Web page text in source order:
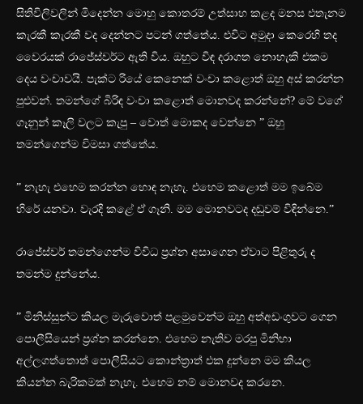
සිතිවිලිවලින් මිදෙන්න මොහු කොතරම් උත්සාහ කළද මනස එතැනම
කැරකී කැරකී වද දෙන්නට පටන් ගත්තේය. එවිට අමුදා කෙරෙහි තද
වෛරයක් රාජේස්වර්ට ඇති විය. ඔහුට විඳ දරාගත නොහැකි එකම
දෙය වංචාවයි. පැක්ට රියේ කෙනෙක් වංචා කළොත් ඔහු අස් කරන්න
පුළුවන්. තමන්ගේ බිරිඳ වංචා කළොත් මොනවද කරන්නේ? මේ වගේ
ගෑනුන් කෑලි වලට කැපු – වොත් මොකද වෙන්නෙ ” ඔහු
තමන්ගෙන්ම විමසා ගත්තේය.
” නැහැ එහෙම කරන්න හොඳ නැහැ. එහෙම කළොත් මම ඉබේම
හිරේ යනවා. වැරදි කළේ ඒ ගෑනි. මම මොනවටද දඬුවම් විඳින්නෙ.”
රාජේස්වර් තමන්ගෙන්ම විවිධ ප්‍රශ්න අසාගෙන ඒවාට පිළිතුරු ද
තමන්ම දුන්නේය.
” මිනිස්සුන්ට කියල මැරුවොත් පළමුවෙන්ම ඔහු අත්අඩංගුවට ගෙන
පොලීසියෙන් ප්‍රශ්න කරන්නෙ. එහෙම නැතිව මරපු මිනිහා
අල්ලගත්තොත් පොලීසියට කොන්ත්‍රාත් එක දුන්නෙ මම කියල
කියන්න බැරිකමක් නැහැ. එහෙම නම් මොනවද කරනෙ.